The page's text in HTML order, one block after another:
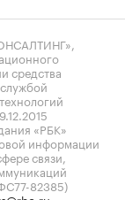
средства
«РБК»
информации
связи,
82385)